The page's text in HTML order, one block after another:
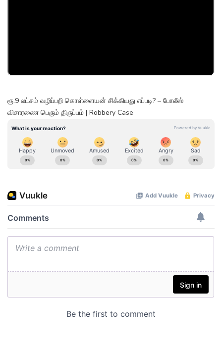
ரூ.9 லட்சம் வழிப்பறி கொள்ளையன் சிக்கியது எப்படி? – போலீஸ்
விசாரணை பெரும் திருப்பம் | Robbery Case